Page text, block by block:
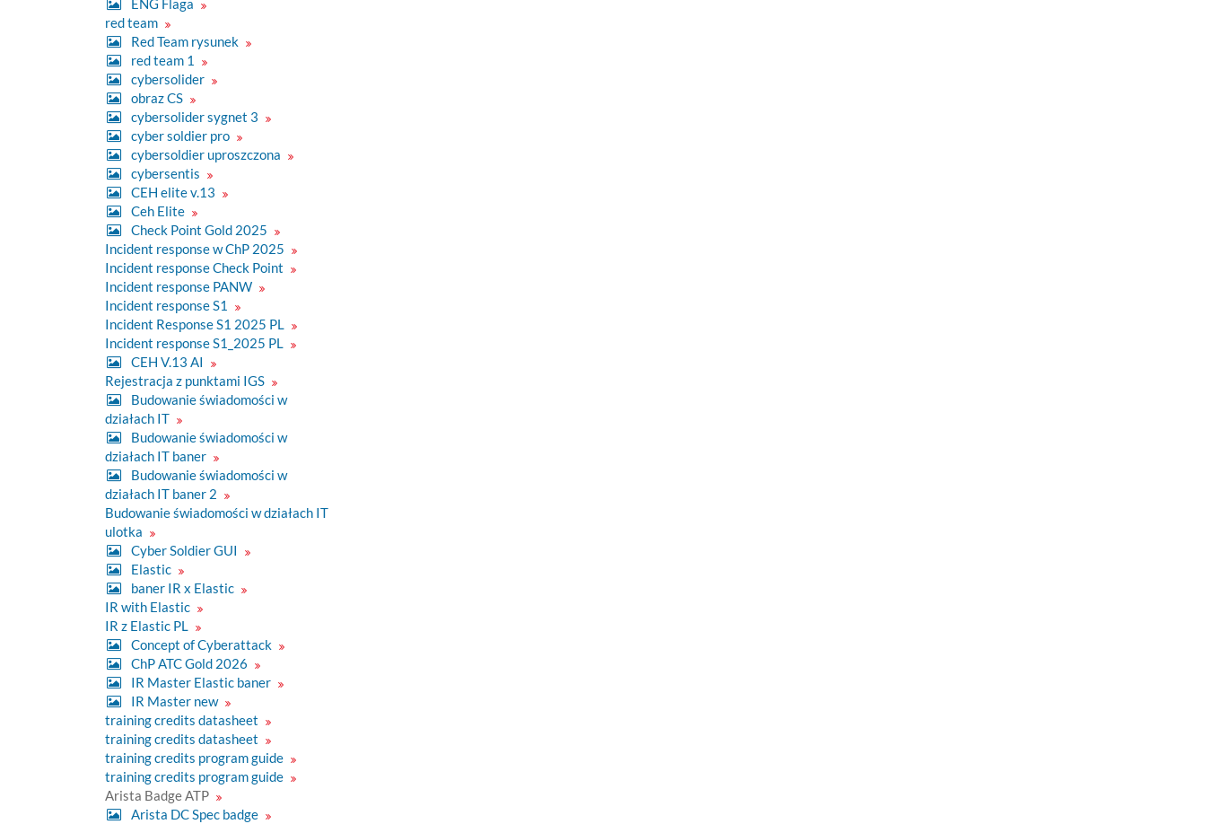
ENG Flaga
red team
Red Team rysunek
red team 1
cybersolider
obraz CS
cybersolider sygnet 3
cyber soldier pro
cybersoldier uproszczona
cybersentis
CEH elite v.13
Ceh Elite
Check Point Gold 2025
Incident response w ChP 2025
Incident response Check Point
Incident response PANW
Incident response S1
Incident Response S1 2025 PL
Incident response S1_2025 PL
CEH V.13 AI
Rejestracja z punktami IGS
Budowanie świadomości w
działach IT
Budowanie świadomości w
działach IT baner
Budowanie świadomości w
działach IT baner 2
Budowanie świadomości w działach IT
ulotka
Cyber Soldier GUI
Elastic
baner IR x Elastic
IR with Elastic
IR z Elastic PL
Concept of Cyberattack
ChP ATC Gold 2026
IR Master Elastic baner
IR Master new
training credits datasheet
training credits datasheet
training credits program guide
training credits program guide
Arista Badge ATP
Arista DC Spec badge